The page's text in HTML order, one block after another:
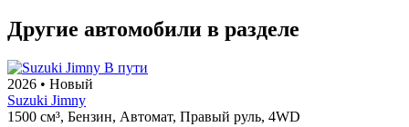
Другие автомобили в разделе
В пути
2026 • Новый
Suzuki Jimny
1500 см³, Бензин, Автомат, Правый руль, 4WD